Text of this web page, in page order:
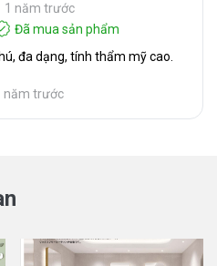
1 năm trước
Đã mua sản phẩm
đa dạng, tính thẩm mỹ cao.
năm trước
Đã mua sản phẩm
Đã mua sản phẩm
giảm tiếng ồn